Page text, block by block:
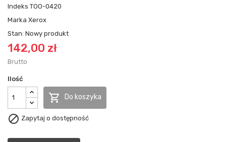
Indeks TOO-0420
Marka Xerox
Stan: Nowy produkt
142,00 zł
Brutto
Ilość
 Do koszyka
 Zapytaj o dostępność